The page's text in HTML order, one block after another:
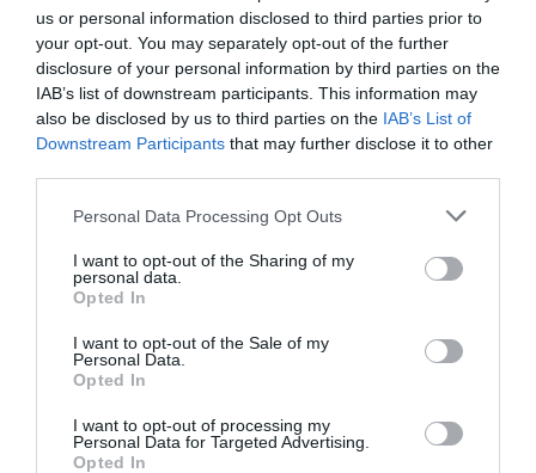
us or personal information disclosed to third parties prior to
your opt-out. You may separately opt-out of the further
disclosure of your personal information by third parties on the
IAB’s list of downstream participants. This information may
also be disclosed by us to third parties on the IAB’s List of
Downstream Participants that may further disclose it to other
Please note that this website/app uses one or more Google
not limited to your visit or usage behaviour. You may click to
grant or deny consent to Google and its third-party tags to
use your data for below specified purposes in below Google
consent section.
Personal Data Processing Opt Outs
I want to opt-out of the Sharing of my
personal data.
Opted In
I want to opt-out of the Sale of my
Personal Data.
Opted In
I want to opt-out of processing my
Personal Data for Targeted Advertising.
Opted In
153 108 215
3 h 22 min
This Simple Trick Removes All Parasites From